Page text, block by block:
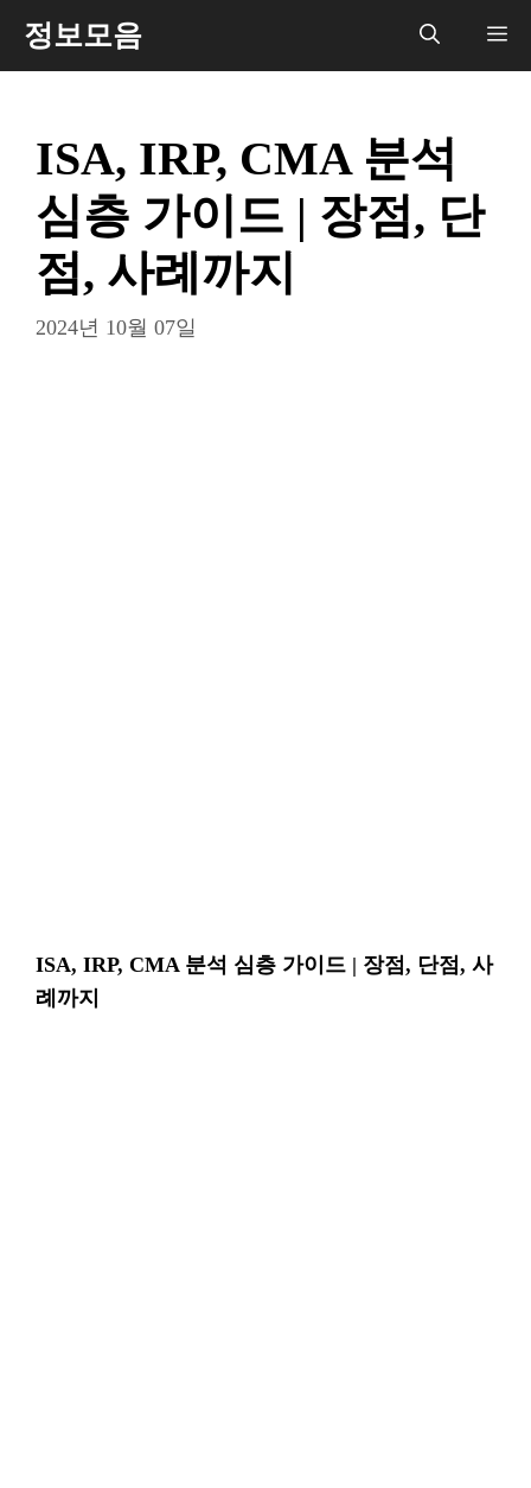
정보모음 메
ISA, IRP, CMA 분석
심층 가이드 | 장점, 단
점, 사례까지
2024년 10월 07일
ISA, IRP, CMA 분석 심층 가이드 | 장점, 단점, 사
례까지